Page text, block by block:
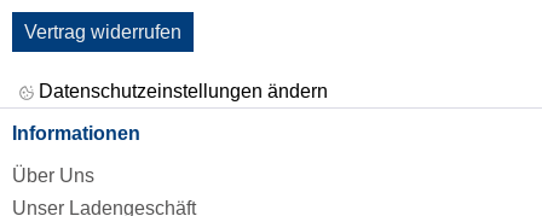
Vertrag widerrufen
Datenschutzeinstellungen ändern
Informationen
Über Uns
Unser Ladengeschäft